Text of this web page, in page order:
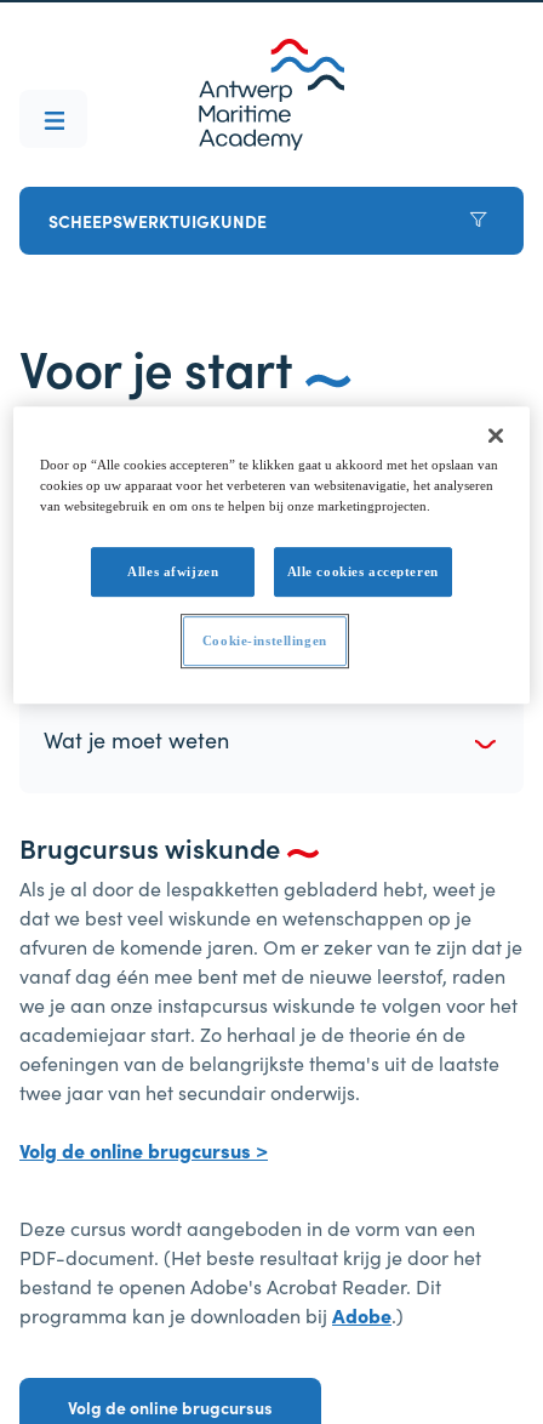
SCHEEPSWERKTUIGKUNDE
Voor je start
Besloten om ervoor te gaan? Welkom aan boord
(dat is de laatste woordspeling, beloofd). Om de
start helemaal vlekkeloos te laten verlopen, breng
contact op met de studentenadministratie als je
vragen hebt. We helpen je heel graag verder.
Wat je moet weten
Brugcursus wiskunde
Als je al door de lespakketten gebladerd hebt, weet je
dat we best veel wiskunde en wetenschappen op je
afvuren de komende jaren. Om er zeker van te zijn dat je
vanaf dag één mee bent met de nieuwe leerstof, raden
we je aan onze instapcursus wiskunde te volgen voor het
academiejaar start. Zo herhaal je de theorie én de
oefeningen van de belangrijkste thema's uit de laatste
twee jaar van het secundair onderwijs.
Volg de online brugcursus >
Deze cursus wordt aangeboden in de vorm van een
PDF-document. (Het beste resultaat krijg je door het
bestand te openen Adobe's Acrobat Reader. Dit
programma kan je downloaden bij Adobe.)
Volg de online brugcursus
Door op “Alle cookies accepteren” te klikken gaat u akkoord met het opslaan van
cookies op uw apparaat voor het verbeteren van websitenavigatie, het analyseren
van websitegebruik en om ons te helpen bij onze marketingprojecten.
Alles afwijzen Alle cookies accepteren
Cookie-instellingen